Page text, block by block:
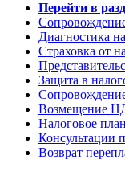
Перейти в
Диагностика
Страховка от
Защита в
Возмещение
Налоговое
Консультации
Возврат